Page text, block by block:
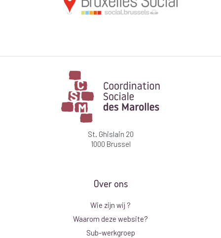
St. Ghislain 20
1000 Brussel
Over ons
Wie zijn wij ?
Waarom deze website?
Sub-werkgroep